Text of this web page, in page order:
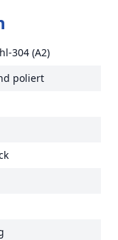
304 (A2)
poliert